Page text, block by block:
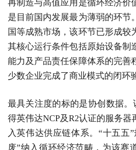
再制造与高值应用是循环经济价
是目前国内发展最为薄弱的环节
国等成熟市场，该环节已形成较
其核心运行条件包括原始设备制
能力及产品责任保障体系的完善
少数企业完成了商业模式的闭环
最具关注度的标的是协创数据
得英伟达NCP及R2认证的服务器
入英伟达供应链体系。“十五五
废”纳入循环经济范畴，为该赛